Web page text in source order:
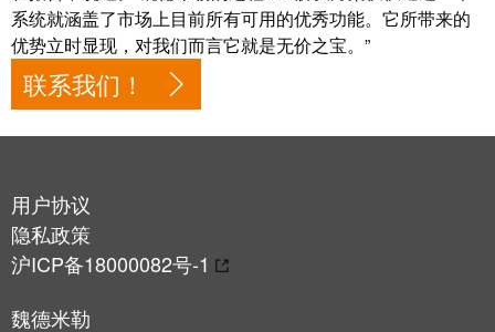
移
解
决
方
试
术
产
品
目
录
备
合
作
伙
伴
网
会
系统就涵盖了市场上目前所有可用的优秀功能。它所带来的
优势立时显现，对我们而言它就是无价之宝。”
联系我们！
用户协议
隐私政策
沪ICP备18000082号-1
魏德米勒